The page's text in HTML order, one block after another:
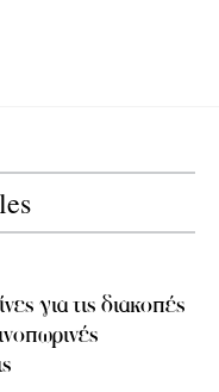
για τις διακοπές